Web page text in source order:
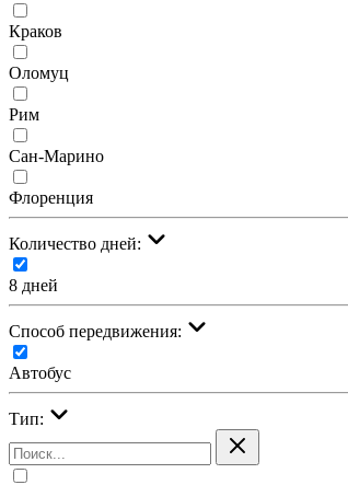
Краков
Оломуц
Рим
Сан-Марино
Флоренция
Количество дней:
8 дней
Cпособ передвижения:
Автобус
Тип: